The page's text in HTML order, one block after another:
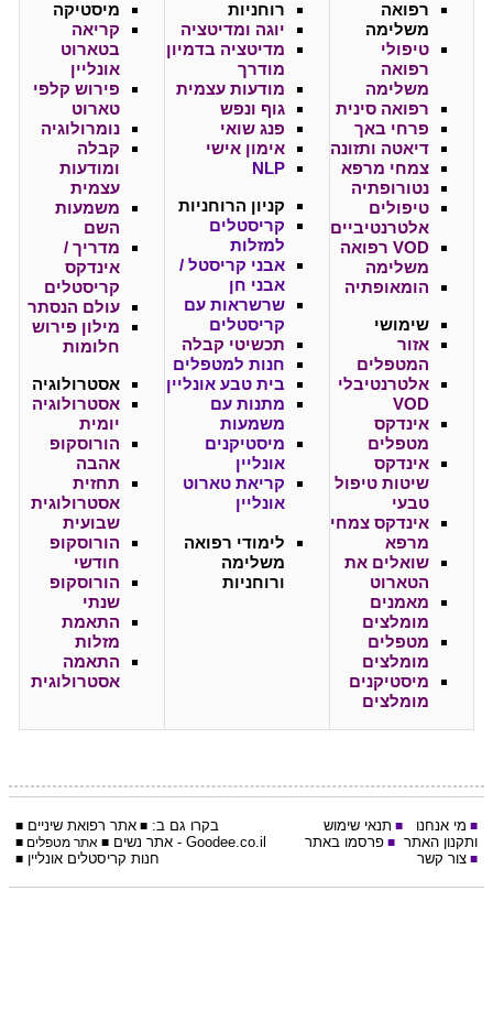
רפואה
משלימה
טיפולי
רפואה
משלימה
רפואה סינית
פרחי באך
דיאטה ותזונה
צמחי מרפא
נטורופתיה
טיפולים
אלטרנטיביים
VOD רפואה
משלימה
הומאופתיה
שימושי
אזור
המטפלים
אלטרנטיבלי
VOD
אינדקס
מטפלים
אינדקס
שיטות טיפול
טבעי
אינדקס צמחי
מרפא
שואלים את
הטארוט
מאמנים
מומלצים
מטפלים
מומלצים
מיסטיקנים
מומלצים
רוחניות
יוגה ומדיטציה
מדיטציה בדמיון
מודרך
מודעות עצמית
גוף ונפש
פנג שואי
אימון אישי
NLP
קניון הרוחניות
קריסטלים
למזלות
אבני קריסטל /
אבני חן
שרשראות עם
קריסטלים
תכשיטי קבלה
חנות למטפלים
בית טבע אונליין
מתנות עם
משמעות
מיסטיקנים
אונליין
קריאת טארוט
אונליין
לימודי רפואה
משלימה
ורוחניות
מיסטיקה
קריאה
בטארוט
אונליין
פירוש קלפי
טארוט
נומרולוגיה
קבלה
ומודעות
עצמית
משמעות
השם
מדריך /
אינדקס
קריסטלים
עולם הנסתר
מילון פירוש
חלומות
אסטרולוגיה
אסטרולוגיה
יומית
הורוסקופ
אהבה
תחזית
אסטרולוגית
שבועית
הורוסקופ
חודשי
הורוסקופ
שנתי
התאמת
מזלות
התאמה
אסטרולוגית
■ מי אנחנו ■ תנאי שימוש
ותקנון האתר ■ פרסמו באתר
■ צור קשר
בקרו גם ב: ■ אתר רפואת שיניים ■
Goodee.co.il - אתר נשים ■ אתר מטפלים ■
חנות קריסטלים אונליין ■